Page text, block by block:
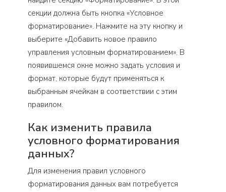
секции должна быть кнопка «Условное
форматирование». Нажмите на эту кнопку и
выберите «Добавить новое правило
управления условным форматированием». В
появившемся окне можно задать условия и
формат, которые будут применяться к
выбранным ячейкам в соответствии с этим
правилом.
Как изменить правила
условного форматирования
данных?
Для изменения правил условного
форматирования данных вам потребуется